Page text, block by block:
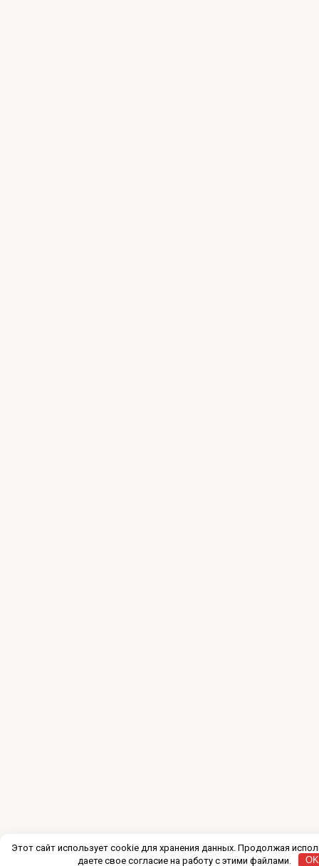
Этот сайт использует cookie для хранения данных. Продолжая
даете свое согласие на работу с этими файлами.
OK